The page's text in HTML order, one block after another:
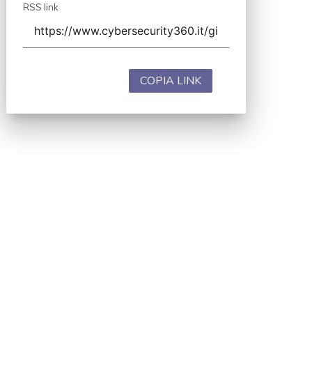
RSS link
COPIA LINK